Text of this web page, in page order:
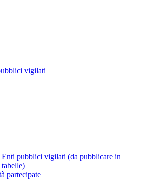
vigilati
Enti pubblici vigilati (da pubblicare in
tabelle)
partecipate